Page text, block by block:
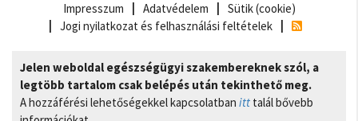
Impresszum
Adatvédelem
Sütik (cookie)
Jogi nyilatkozat és felhasználási feltételek
Jelen weboldal egészségügyi szakembereknek szól, a
legtöbb tartalom csak belépés után tekinthető meg.
A hozzáférési lehetőségekkel kapcsolatban itt talál bővebb